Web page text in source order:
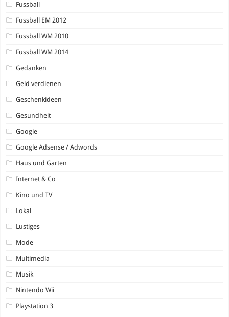
Fussball
Fussball EM 2012
Fussball WM 2010
Fussball WM 2014
Gedanken
Geld verdienen
Geschenkideen
Gesundheit
Google
Google Adsense / Adwords
Haus und Garten
Internet & Co
Kino und TV
Lokal
Lustiges
Mode
Multimedia
Musik
Nintendo Wii
Playstation 3